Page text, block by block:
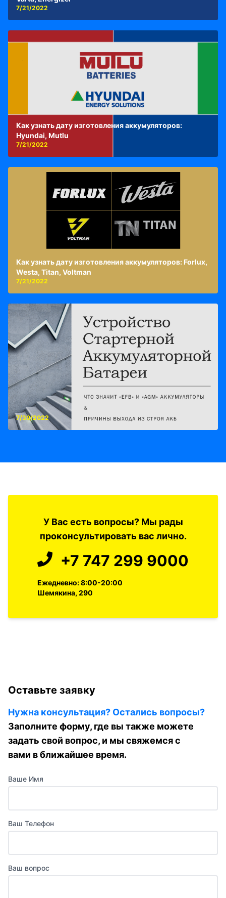
7/21/2022
Как узнать дату изготовления аккумуляторов:
Hyundai, Mutlu
7/21/2022
Как узнать дату изготовления аккумуляторов: Forlux,
Westa, Titan, Voltman
7/21/2022
7/30/2022
У Вас есть вопросы? Мы рады
проконсультировать вас лично.
+7 747 299 9000
Ежедневно: 8:00-20:00
Шемякина, 290
Оставьте заявку
Нужна консультация? Остались вопросы?
Заполните форму, где вы также можете
задать свой вопрос, и мы свяжемся с
вами в ближайшее время.
Ваше Имя
Ваш Телефон
Ваш вопрос